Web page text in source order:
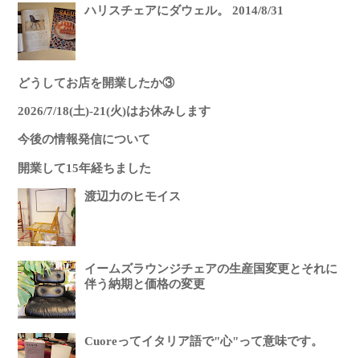
ハリスチェアにダウェル。 2014/8/31
どうしてお店を開業したか③
2026/7/18(土)-21(火)はお休みします
今後の情報発信について
開業して15年経ちました
渡辺力のヒモイス
イームズラウンジチェアの生産国変更とそれに
伴う納期と価格の変更
Cuoreってイタリア語で"心"って意味です。